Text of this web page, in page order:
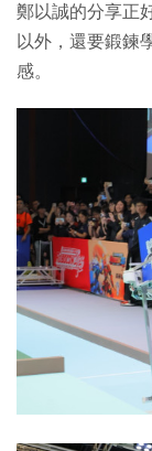
鄭以誠的分享正
以外，還要鍛鍊
感。